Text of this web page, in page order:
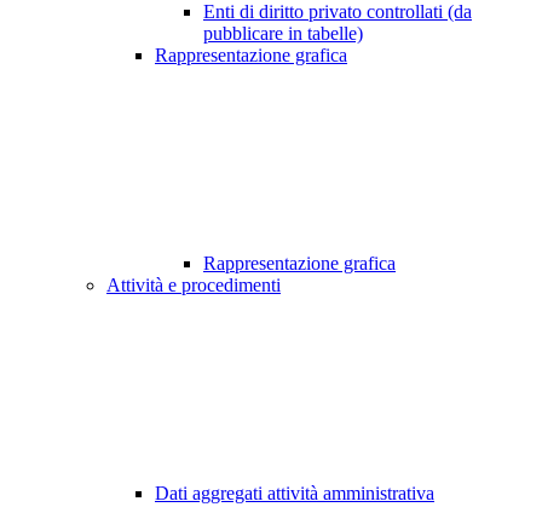
Enti di diritto privato controllati (da
pubblicare in tabelle)
Rappresentazione grafica
Rappresentazione grafica
Attività e procedimenti
Dati aggregati attività amministrativa